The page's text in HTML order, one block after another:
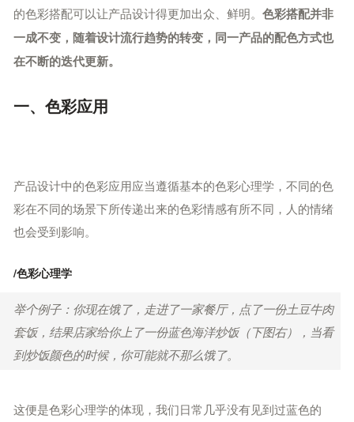
的色彩搭配可以让产品设计得更加出众、鲜明。 色彩搭配并非
一成不变，随着设计流行趋势的转变，同一产品的配色方式也
在不断的迭代更新。
一、色彩应用
产品设计中的色彩应用应当遵循基本的色彩心理学，不同的色
彩在不同的场景下所传递出来的色彩情感有所不同，人的情绪
也会受到影响。
/色彩心理学
举个例子：你现在饿了，走进了一家餐厅，点了一份土豆牛肉
套饭，结果店家给你上了一份蓝色海洋炒饭（下图右），当看
到炒饭颜色的时候，你可能就不那么饿了。
这便是色彩心理学的体现，我们日常几乎没有见到过蓝色的